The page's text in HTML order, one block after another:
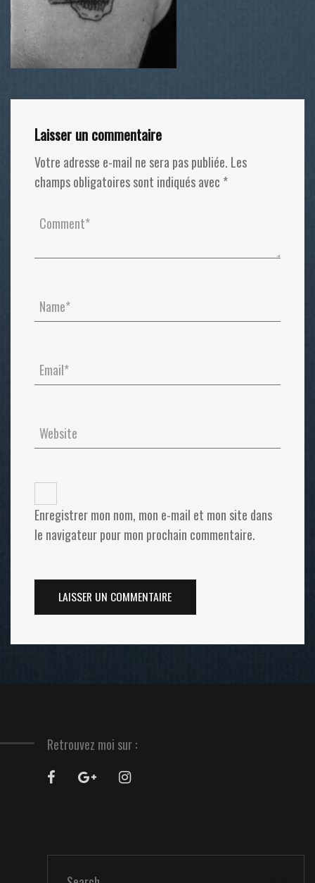
Laisser un commentaire
Votre adresse e-mail ne sera pas publiée. Les
champs obligatoires sont indiqués avec *
Enregistrer mon nom, mon e-mail et mon site dans
le navigateur pour mon prochain commentaire.
Retrouvez moi sur :